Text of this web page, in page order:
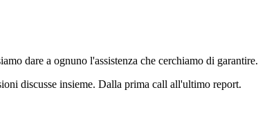
dare a ognuno l'assistenza che cerchiamo di garantire.
discusse insieme. Dalla prima call all'ultimo report.